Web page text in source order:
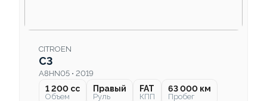
CITROEN
C3
A8HN05 • 2019
1 200 cc
Объем
Правый
Руль
FAT
КПП
63 000 км
Пробег